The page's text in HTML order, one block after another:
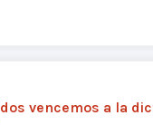
vencemos a la